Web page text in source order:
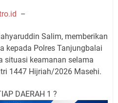
–
Salim, memberikan
kepada Polres Tanjungbalai
situasi keamanan selama
1447 Hijriah/2026 Masehi.
DAERAH 1 ?